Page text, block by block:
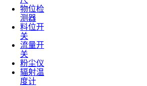
物位检
测器
料位开
关
流量开
关
粉尘仪
辐射温
度计